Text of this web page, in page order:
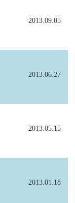
2013.09.05
2013.06.27
2013.05.15
2013.01.18